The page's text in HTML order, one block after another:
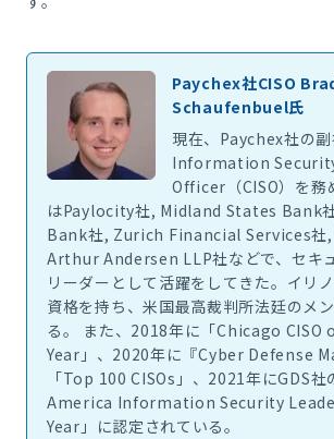
Paychex社CISO
Schaufenbuel氏
現在、Paychex社の
Information
Officer（CISO）を務
はPaylocity社, Midland States Bank
Bank社, Zurich Financial Services社
Arthur Andersen LLP社などで、セキ
リーダーとして活躍をしてきた。イリ
資格を持ち、米国最高裁判所法廷のメ
る。 また、2018年に「Chicago CISO
Year」、2020年に『Cyber Defense
「Top 100 CISOs」、2021年にGDS
America Information Security
Year」に認定されている。